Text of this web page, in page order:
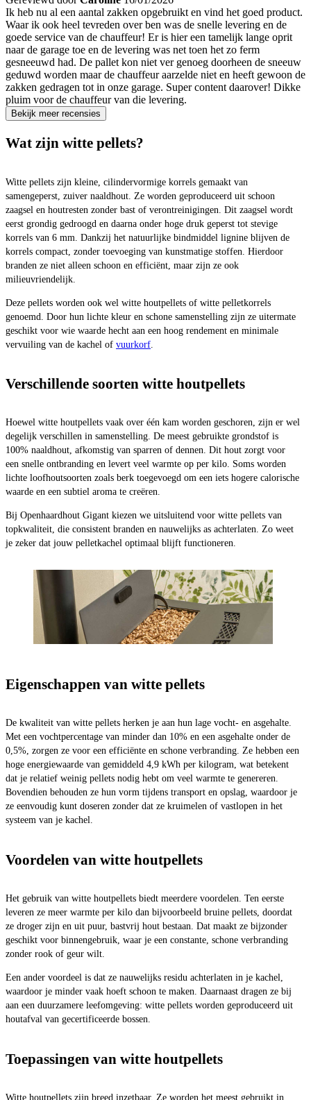
Ik heb nu al een aantal zakken opgebruikt en vind het goed product.
Waar ik ook heel tevreden over ben was de snelle levering en de
goede service van de chauffeur! Er is hier een tamelijk lange oprit
naar de garage toe en de levering was net toen het zo ferm
gesneeuwd had. De pallet kon niet ver genoeg doorheen de sneeuw
geduwd worden maar de chauffeur aarzelde niet en heeft gewoon de
zakken gedragen tot in onze garage. Super content daarover! Dikke
pluim voor de chauffeur van die levering.
Bekijk meer recensies
Wat zijn witte pellets?
Witte pellets zijn kleine, cilindervormige korrels gemaakt van
samengeperst, zuiver naaldhout. Ze worden geproduceerd uit schoon
zaagsel en houtresten zonder bast of verontreinigingen. Dit zaagsel wordt
eerst grondig gedroogd en daarna onder hoge druk geperst tot stevige
korrels van 6 mm. Dankzij het natuurlijke bindmiddel lignine blijven de
korrels compact, zonder toevoeging van kunstmatige stoffen. Hierdoor
branden ze niet alleen schoon en efficiënt, maar zijn ze ook
milieuvriendelijk.
Deze pellets worden ook wel witte houtpellets of witte pelletkorrels
genoemd. Door hun lichte kleur en schone samenstelling zijn ze uitermate
geschikt voor wie waarde hecht aan een hoog rendement en minimale
vervuiling van de kachel of vuurkorf
Verschillende soorten witte houtpellets
Hoewel witte houtpellets vaak over één kam worden geschoren, zijn er wel
degelijk verschillen in samenstelling. De meest gebruikte grondstof is
100% naaldhout, afkomstig van sparren of dennen. Dit hout zorgt voor
een snelle ontbranding en levert veel warmte op per kilo. Soms worden
lichte loofhoutsoorten zoals berk toegevoegd om een iets hogere calorische
waarde en een subtiel aroma te creëren.
Bij Openhaardhout Gigant kiezen we uitsluitend voor witte pellets van
topkwaliteit, die consistent branden en nauwelijks as achterlaten. Zo weet
je zeker dat jouw pelletkachel optimaal blijft functioneren.
Eigenschappen van witte pellets
De kwaliteit van witte pellets herken je aan hun lage vocht- en asgehalte.
Met een vochtpercentage van minder dan 10% en een asgehalte onder de
0,5%, zorgen ze voor een efficiënte en schone verbranding. Ze hebben een
hoge energiewaarde van gemiddeld 4,9 kWh per kilogram, wat betekent
dat je relatief weinig pellets nodig hebt om veel warmte te genereren.
Bovendien behouden ze hun vorm tijdens transport en opslag, waardoor je
ze eenvoudig kunt doseren zonder dat ze kruimelen of vastlopen in het
systeem van je kachel.
Voordelen van witte houtpellets
Het gebruik van witte houtpellets biedt meerdere voordelen. Ten eerste
leveren ze meer warmte per kilo dan bijvoorbeeld bruine pellets, doordat
ze droger zijn en uit puur, bastvrij hout bestaan. Dat maakt ze bijzonder
geschikt voor binnengebruik, waar je een constante, schone verbranding
zonder rook of geur wilt.
Een ander voordeel is dat ze nauwelijks residu achterlaten in je kachel,
waardoor je minder vaak hoeft schoon te maken. Daarnaast dragen ze bij
aan een duurzamere leefomgeving: witte pellets worden geproduceerd uit
houtafval van gecertificeerde bossen.
Toepassingen van witte houtpellets
Witte houtpellets zijn breed inzetbaar. Ze worden het meest gebruikt in